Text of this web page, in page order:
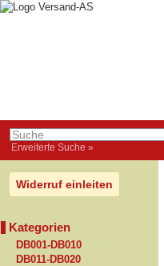
Erweiterte Suche »
Widerruf einleiten
Kategorien
DB001-DB010
DB011-DB020